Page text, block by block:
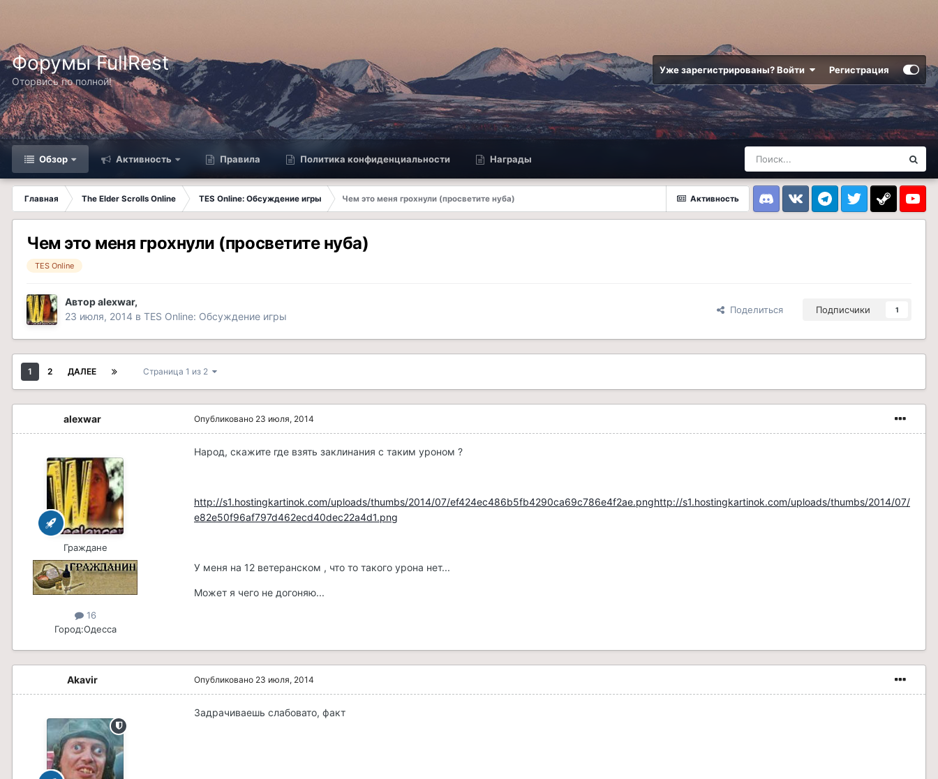
Форумы FullRest
Оторвись по полной!
Уже зарегистрированы? Войти Регистрация
Обзор Активность Правила Политика конфиденциальности Награды
Активность
Главная The Elder Scrolls Online TES Online: Обсуждение игры
Чем это меня грохнули (просветите нуба)
DiscordVK TelegramTwitter Steam
Чем это меня грохнули (просветите нуба)
TES Online
Авторalexwar,
23 июля, 2014 в TES Online: Обсуждение игры
Поделиться Подписчики 1
1 2 ДАЛЕЕ Страница 1 из 2
alexwar
Граждане
16
Город:Одесса
Опубликовано 23 июля, 2014
Народ, скажите где взять заклинания с таким уроном ?
http://s1.hostingkartinok.com/uploads/thumbs/2014/07/ef424ec486b5fb4290ca69c786e4f2ae.pnghttp://s1.hostingkartinok.com/uploads/thumbs/2014/07/
e82e50f96af797d462ecd40dec22a4d1.png
У меня на 12 ветеранском , что то такого урона нет...
Может я чего не догоняю...
Akavir Опубликовано 23 июля, 2014
Задрачиваешь слабовато, факт